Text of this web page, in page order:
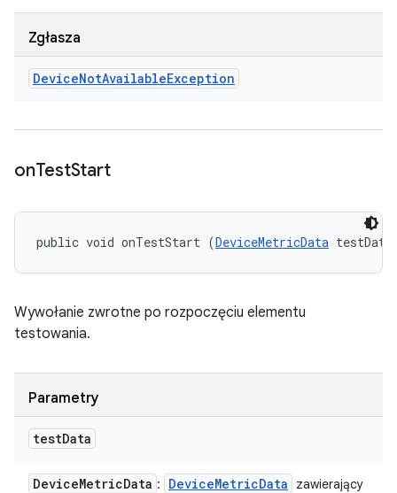
Zgłasza
DeviceNotAvailableException
onTestStart
public void onTestStart (DeviceMetricData
Wywołanie zwrotne po rozpoczęciu elementu
testowania.
Parametry
testData
DeviceMetricData : DeviceMetricData
zawierający